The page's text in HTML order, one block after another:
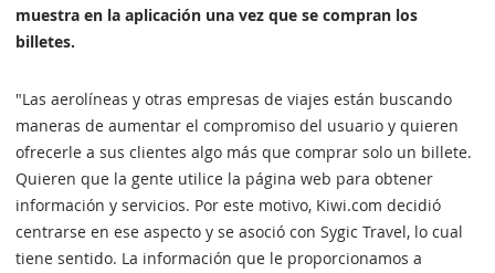
muestra en la aplicación una vez que se compran los
billetes.
"Las aerolíneas y otras empresas de viajes están buscando
maneras de aumentar el compromiso del usuario y quieren
ofrecerle a sus clientes algo más que comprar solo un billete.
Quieren que la gente utilice la página web para obtener
información y servicios. Por este motivo, Kiwi.com decidió
centrarse en ese aspecto y se asoció con Sygic Travel, lo cual
tiene sentido. La información que le proporcionamos a